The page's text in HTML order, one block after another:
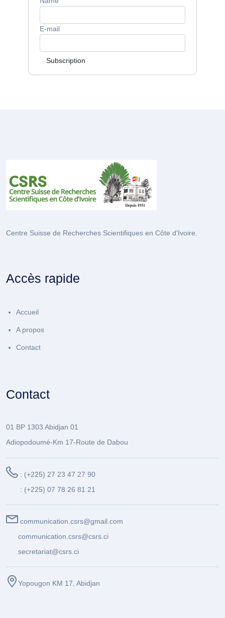
E-mail
Subscription
Centre Suisse de Recherches Scientifiques en Côte d'Ivoire.
Accès rapide
Accueil
A propos
Contact
Contact
01 BP 1303 Abidjan 01
Adiopodoumé-Km 17-Route de Dabou
: (+225) 27 23 47 27 90
: (+225) 07 78 26 81 21
communication.csrs@gmail.com
communication.csrs@csrs.ci
secretariat@csrs.ci
Yopougon KM 17, Abidjan